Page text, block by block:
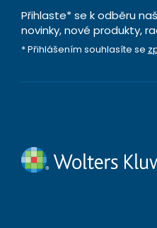
Přihlaste* se k odběru
novinky, nové produkty,
* Přihlášením souhlasíte se